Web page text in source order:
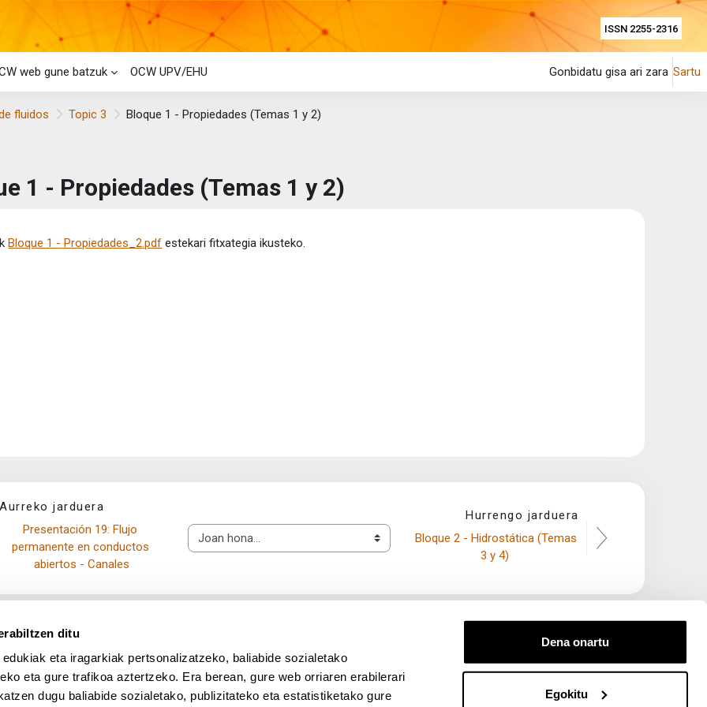
ditu
eta iragarkiak pertsonalizatzeko, baliabide sozialetako
eta gure trafikoa aztertzeko. Era berean, gure web orriaren erabilerari
dugu baliabide sozialetako, publizitateko eta estatistiketako gure
Dena onartu
Egokitu
ISSN 2255-2316
web gune batzuk OCW UPV/EHU Gonbidatu gisa ari zara Sartu
fluidos Topic 3 Bloque 1 - Propiedades (Temas 1 y 2)
1 - Propiedades (Temas 1 y 2)
Bloque 1 - Propiedades_2.pdf estekari fitxategia ikusteko.
Aurreko jarduera
Presentación 19: Flujo
permanente en conductos
abiertos - Canales
Joan hona...
Hurrengo jarduera
Bloque 2 - Hidrostática (Temas
3 y 4)
App deskargatu UPV/EHU en Facebook (abre ventana nueva)
UPV/EHU en Twitter (abre ventana nueva)
UPV/EHU en LinkedIn (abre ventana nueva)
UPV/EHU en YouTube (abre ventana nueva)